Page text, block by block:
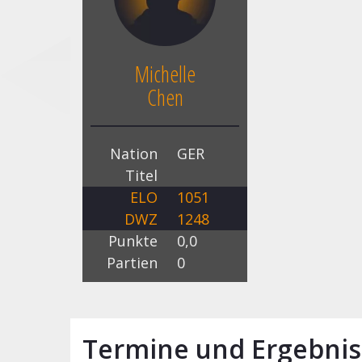
Michelle
Chen
Nation
GER
Titel
ELO
1051
DWZ
1248
Punkte
0,0
Partien
0
Termine und